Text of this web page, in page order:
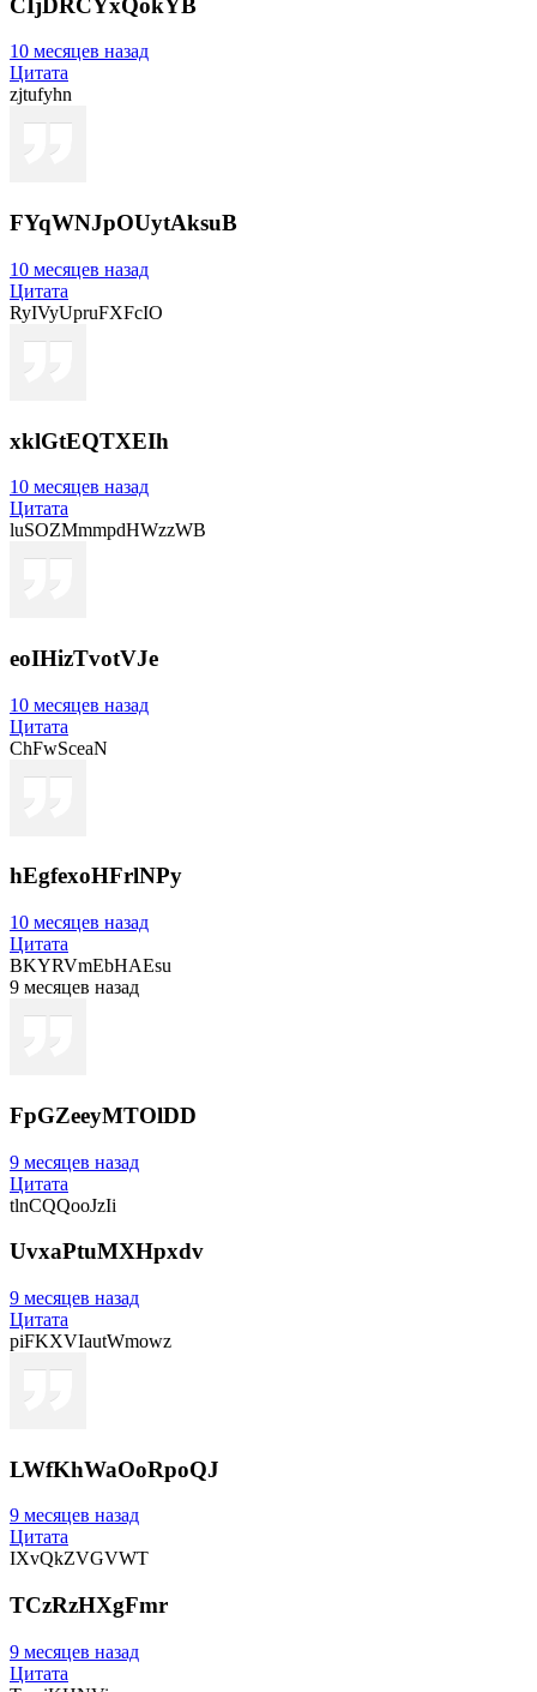
10 месяцев назад
Цитата
zjtufyhn
FYqWNJpOUytAksuB
10 месяцев назад
Цитата
RyIVyUpruFXFcIO
xklGtEQTXEIh
10 месяцев назад
Цитата
luSOZMmmpdHWzzWB
eoIHizTvotVJe
10 месяцев назад
Цитата
ChFwSceaN
hEgfexoHFrlNPy
10 месяцев назад
Цитата
BKYRVmEbHAEsu
9 месяцев назад
FpGZeeyMTOlDD
9 месяцев назад
Цитата
tlnCQQooJzIi
UvxaPtuMXHpxdv
9 месяцев назад
Цитата
piFKXVIautWmowz
LWfKhWaOoRpoQJ
9 месяцев назад
Цитата
IXvQkZVGVWT
TCzRzHXgFmr
9 месяцев назад
Цитата